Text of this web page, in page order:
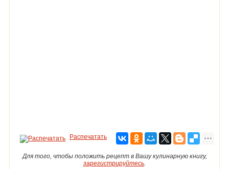
Распечатать
Для того, чтобы положить рецепт в Вашу кулинарную книгу,
зарегистрируйтесь.